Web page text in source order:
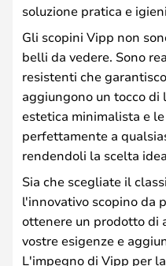
soluzione pratica e
Gli scopini Vipp non
belli da vedere. Sono
resistenti che
aggiungono un tocco di
estetica minimalista e
perfettamente a
rendendoli la scelta
Sia che scegliate il
l'innovativo scopino da
ottenere un prodotto di
vostre esigenze e
L'impegno di Vipp per